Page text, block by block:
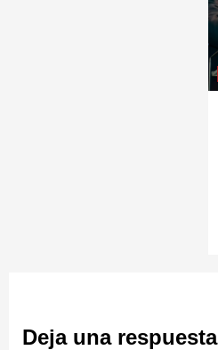
Deja una respuesta